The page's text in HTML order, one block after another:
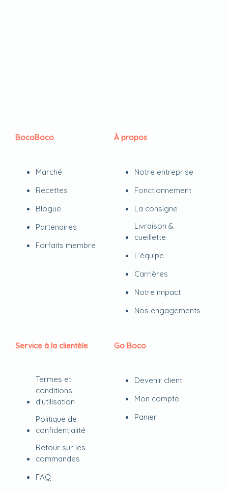
BocoBoco
Marché
Recettes
Blogue
Partenaires
Forfaits membre
À propos
Notre entreprise
Fonctionnement
La consigne
Livraison &
cueillette
L’équipe
Carrières
Notre impact
Nos engagements
Service à la clientèle
Termes et
conditions
d’utilisation
Politique de
confidentialité
Retour sur les
commandes
FAQ
Go Boco
Devenir client
Mon compte
Panier